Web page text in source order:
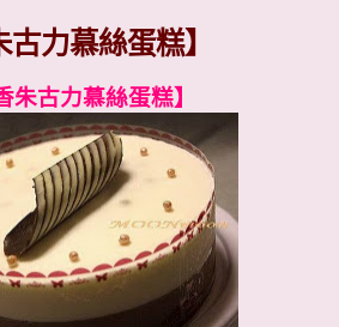
力慕絲蛋糕】
朱古力慕絲蛋糕】